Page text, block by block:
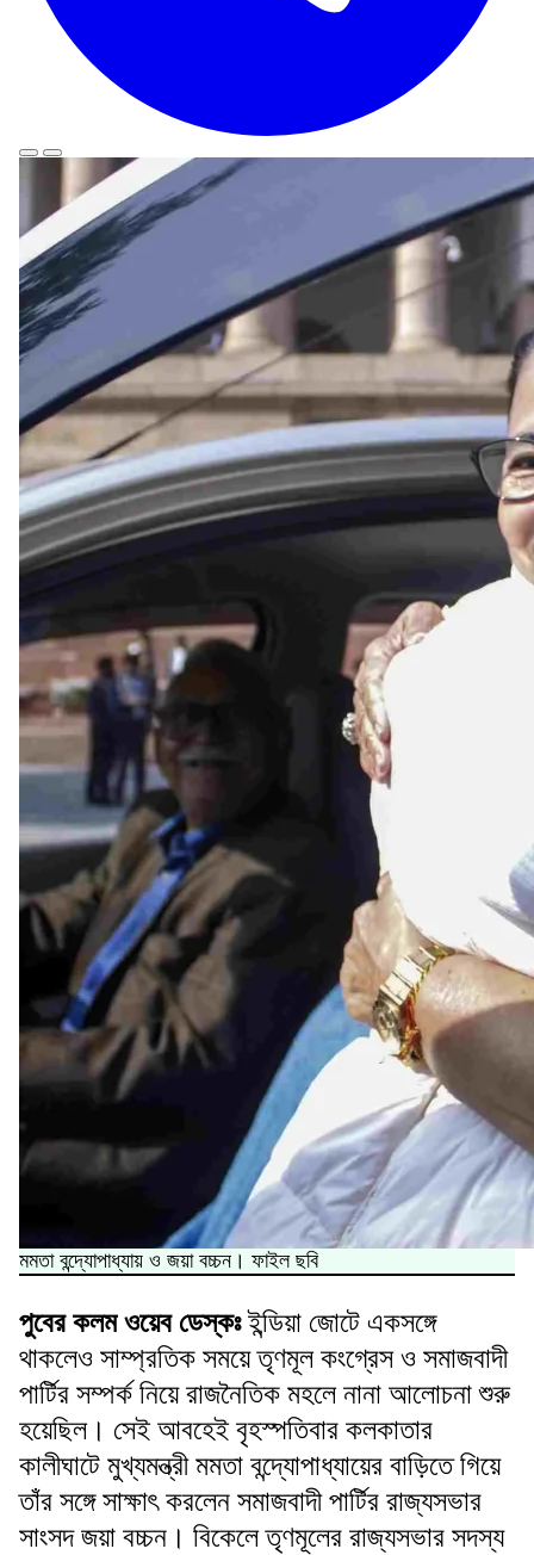
মমতা বন্দ্যোপাধ্যায় ও জয়া বচ্চন। ফাইল ছবি
পুবের কলম ওয়েব ডেস্কঃইন্ডিয়া জোটে একসঙ্গে
থাকলেও সাম্প্রতিক সময়ে তৃণমূল কংগ্রেস ও সমাজবাদী
পার্টির সম্পর্ক নিয়ে রাজনৈতিক মহলে নানা আলোচনা শুরু
হয়েছিল। সেই আবহেই বৃহস্পতিবার কলকাতার
কালীঘাটে মুখ্যমন্ত্রী মমতা বন্দ্যোপাধ্যায়ের বাড়িতে গিয়ে
তাঁর সঙ্গে সাক্ষাৎ করলেন সমাজবাদী পার্টির রাজ্যসভার
সাংসদ জয়া বচ্চন। বিকেলে তৃণমূলের রাজ্যসভার সদস্য